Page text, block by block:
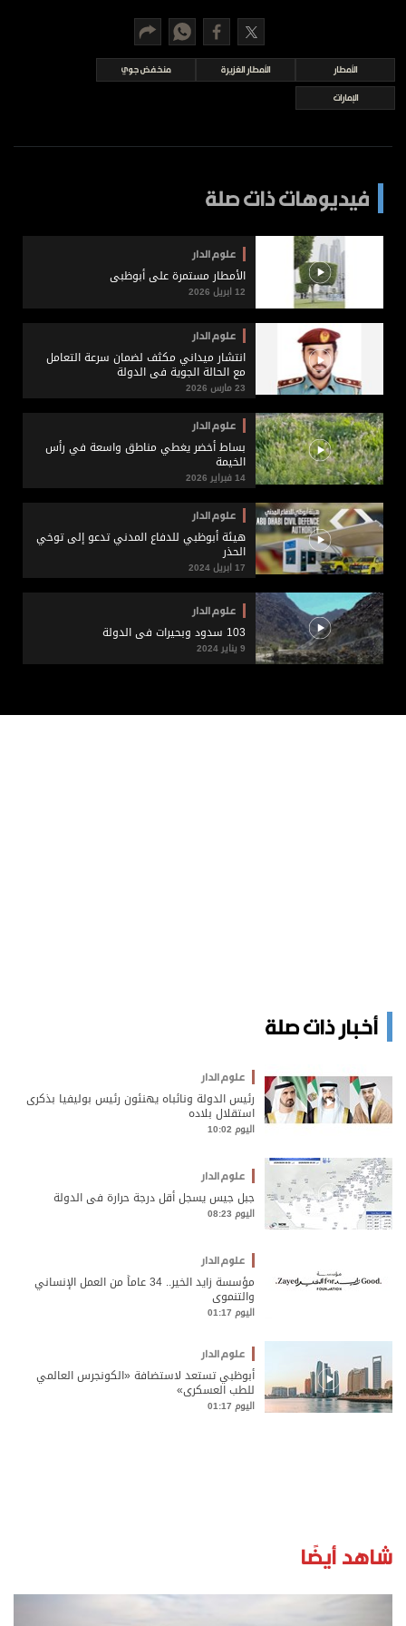
مواقيت الصلاة
الأحوال الجوية
الأمطار الأمطار الغزيرة منخفض جوي
الإمارات
فيديوهات ذات صلة
علوم الدار
الأمطار مستمرة على أبوظبي
12 ابريل 2026
علوم الدار
انتشار ميداني مكثف لضمان سرعة التعامل
مع الحالة الجوية في الدولة
23 مارس 2026
علوم الدار
بساط أخضر يغطي مناطق واسعة في رأس
الخيمة
14 فبراير 2026
علوم الدار
هيئة أبوظبي للدفاع المدني تدعو إلى توخي
الحذر
17 ابريل 2024
علوم الدار
103 سدود وبحيرات في الدولة
9 يناير 2024
أخبار ذات صلة
علوم الدار
رئيس الدولة ونائباه يهنئون رئيس بوليفيا بذكرى
استقلال بلاده
اليوم 10:02
علوم الدار
جبل جيس يسجل أقل درجة حرارة في الدولة
اليوم 08:23
علوم الدار
مؤسسة زايد الخير.. 34 عاماً من العمل الإنساني
والتنموي
اليوم 01:17
علوم الدار
أبوظبي تستعد لاستضافة «الكونجرس العالمي
للطب العسكري»
اليوم 01:17
شاهد أيضًا